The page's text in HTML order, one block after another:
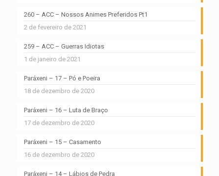
260 – ACC – Nossos Animes Preferidos Pt1
2 de fevereiro de 2021
259 – ACC – Guerras Idiotas
1 de janeiro de 2021
Paráxeni – 17 – Pó e Poeira
18 de dezembro de 2020
Paráxeni – 16 – Luta de Braço
17 de dezembro de 2020
Paráxeni – 15 – Casamento
16 de dezembro de 2020
Paráxeni – 14 – Lábios de Pedra